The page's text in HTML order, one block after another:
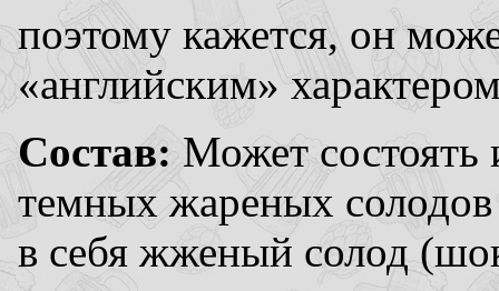
поэтому кажется, он
«английским»
Состав:Может состоять
темных жареных солодов
в себя жженый солод